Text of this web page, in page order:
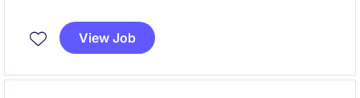
場のニーズを的確に捉え、売上とクライアント満足度
を向上させることを目指します。
View Job